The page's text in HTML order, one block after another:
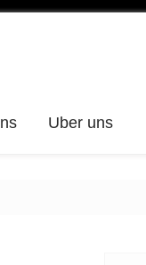
Uber uns